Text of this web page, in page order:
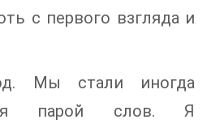
с первого взгляда и
Мы стали иногда
парой слов. Я